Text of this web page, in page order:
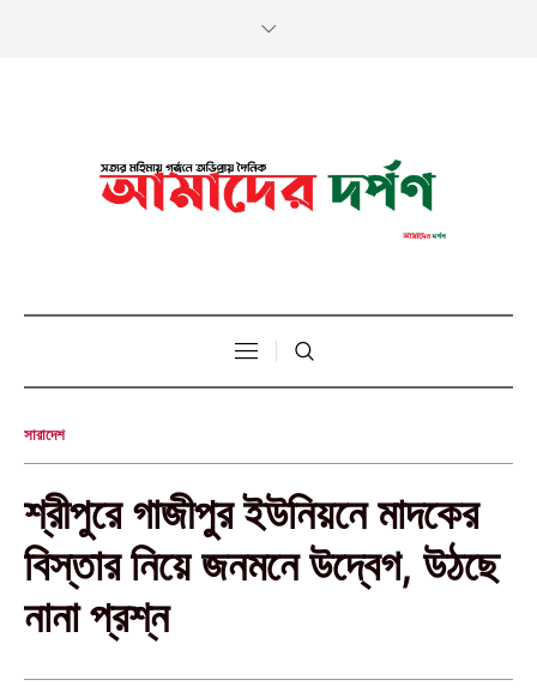
সারাদেশ
শ্রীপুরে গাজীপুর ইউনিয়নে মাদকের
বিস্তার নিয়ে জনমনে উদ্বেগ, উঠছে
নানা প্রশ্ন